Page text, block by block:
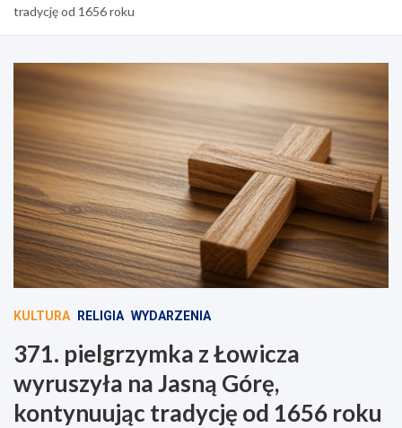
tradycję od 1656 roku
KULTURA RELIGIA WYDARZENIA
371. pielgrzymka z Łowicza
wyruszyła na Jasną Górę,
kontynuując tradycję od 1656 roku